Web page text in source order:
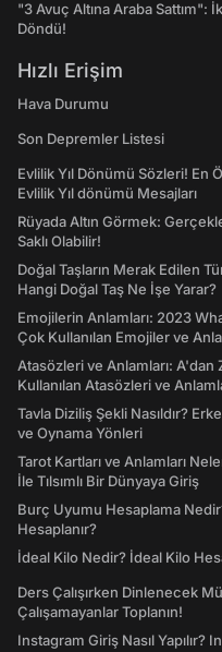
"3 Avuç Altına Araba Sattım":
Döndü!
Hızlı Erişim
Hava Durumu
Son Depremler Listesi
Evlilik Yıl Dönümü Sözleri! En
Evlilik Yıl dönümü Mesajları
Rüyada Altın Görmek:
Saklı Olabilir!
Doğal Taşların Merak Edilen
Hangi Doğal Taş Ne İşe Yarar?
Emojilerin Anlamları: 2023
Çok Kullanılan Emojiler ve
Atasözleri ve Anlamları: A'dan
Kullanılan Atasözleri ve
Tavla Diziliş Şekli Nasıldır?
ve Oynama Yönleri
Tarot Kartları ve Anlamları
İle Tılsımlı Bir Dünyaya Giriş
Burç Uyumu Hesaplama
Hesaplanır?
İdeal Kilo Nedir? İdeal Kilo
Ders Çalışırken Dinlenecek
Çalışamayanlar Toplanın!
Instagram Giriş Nasıl